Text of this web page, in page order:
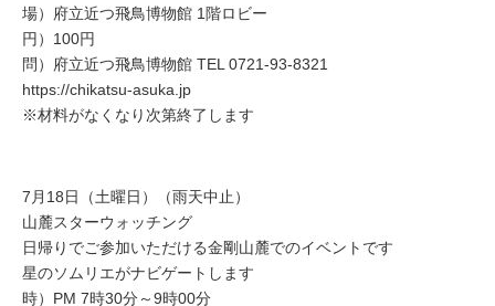
場）府立近つ飛鳥博物館 1階ロビー
円）100円
問）府立近つ飛鳥博物館 TEL 0721-93-8321
https://chikatsu-asuka.jp
※材料がなくなり次第終了します
7月18日（土曜日）（雨天中止）
山麓スターウォッチング
日帰りでご参加いただける金剛山麓でのイベントです
星のソムリエがナビゲートします
時）PM 7時30分～9時00分